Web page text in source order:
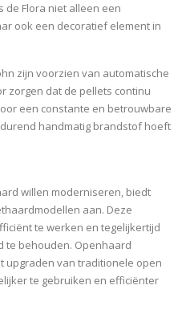
de Flora niet alleen een
ook een decoratief element in
zijn voorzien van automatische
zorgen dat de pellets continu
een constante en betrouwbare
handmatig brandstof hoeft
willen moderniseren, biedt
aan. Deze
te werken en tegelijkertijd
te behouden. Openhaard
upgraden van traditionele open
te gebruiken en efficiënter